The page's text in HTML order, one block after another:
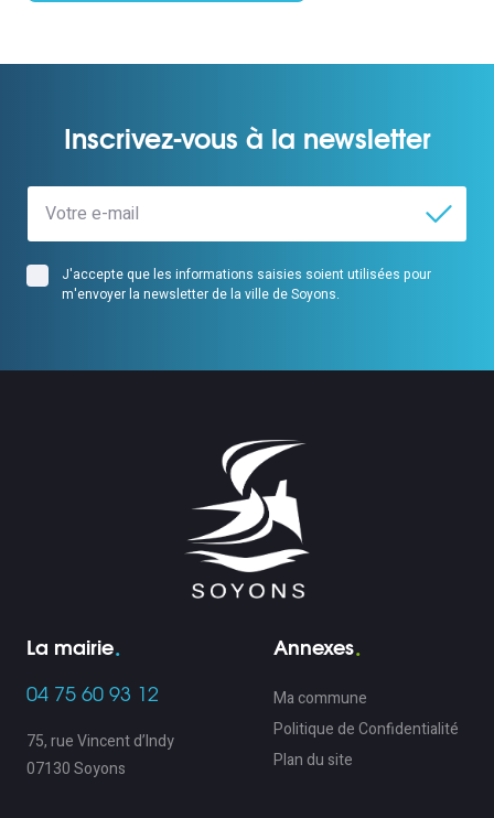
Inscrivez-vous à la newsletter
J'accepte que les informations saisies soient utilisées pour
m'envoyer la newsletter de la ville de Soyons.
La mairie
04 75 60 93 12
75, rue Vincent d’Indy
07130 Soyons
Annexes
Ma commune
Politique de Confidentialité
Plan du site